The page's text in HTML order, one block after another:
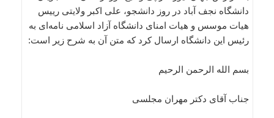
دانشگاه نجف آباد در روز دانشجو، علی اکبر ولایتی رییس
هیات موسس و هیات امنای دانشگاه آزاد اسلامی نامه‌ای به
رئیس این دانشگاه ارسال کرد که متن آن به شرح زیر است:
بسم الله الرحمن الرحیم
جناب آقای دکتر مهران مجلسی